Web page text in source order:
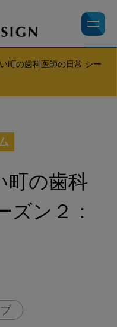
町の歯科医師の日常 シー
町の歯科
ズン２：